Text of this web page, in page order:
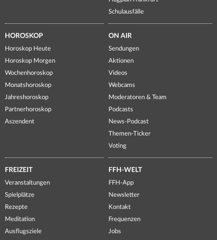
Schulausfälle
HOROSKOP
Horoskop Heute
Horoskop Morgen
Wochenhoroskop
Monatshoroskop
Jahreshoroskop
Partnerhoroskop
Aszendent
ON AIR
Sendungen
Aktionen
Videos
Webcams
Moderatoren & Team
Podcasts
News-Podcast
Themen-Ticker
Voting
FREIZEIT
Veranstaltungen
Spielplätze
Rezepte
Meditation
Ausflugsziele
FFH-WELT
FFH-App
Newsletter
Kontakt
Frequenzen
Jobs